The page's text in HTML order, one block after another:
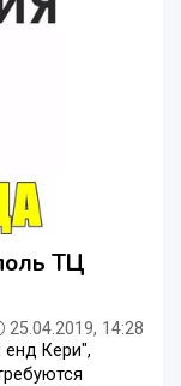
ТЦ
25.04.2019, 14:28
Кери",